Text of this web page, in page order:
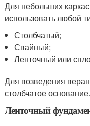
Для небольших
использовать любой
Столбчатый;
Свайный;
Ленточный или
Для возведения
столбчатое основание.
Ленточный